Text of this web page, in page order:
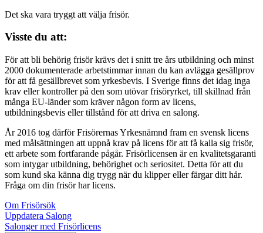
Det ska vara tryggt att välja frisör.
Visste du att:
För att bli behörig frisör krävs det i snitt tre års utbildning och minst
2000 dokumenterade arbetstimmar innan du kan avlägga gesällprov
för att få gesällbrevet som yrkesbevis. I Sverige finns det idag inga
krav eller kontroller på den som utövar frisöryrket, till skillnad från
många EU-länder som kräver någon form av licens,
utbildningsbevis eller tillstånd för att driva en salong.
År 2016 tog därför Frisörernas Yrkesnämnd fram en svensk licens
med målsättningen att uppnå krav på licens för att få kalla sig frisör,
ett arbete som fortfarande pågår. Frisörlicensen är en kvalitetsgaranti
som intygar utbildning, behörighet och seriositet. Detta för att du
som kund ska känna dig trygg när du klipper eller färgar ditt hår.
Fråga om din frisör har licens.
Om Frisörsök
Uppdatera Salong
Salonger med Frisörlicens